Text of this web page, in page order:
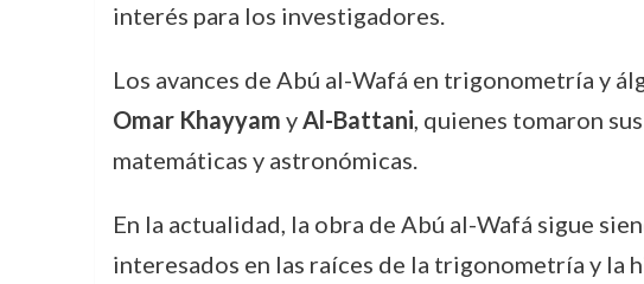
interés para los investigadores.
Los avances de Abú al-Wafá en trigonometría y
Omar Khayyam yAl-Battani, quienes tomaron
matemáticas y astronómicas.
En la actualidad, la obra de Abú al-Wafá sigue
interesados en las raíces de la trigonometría y la